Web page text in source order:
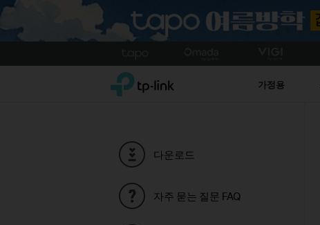
to
TP-Link, Reliably Smart 가정용
다운로드
자주 묻는 질문 FAQ